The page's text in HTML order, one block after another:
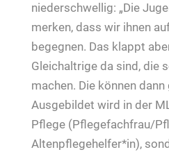
niederschwellig: „Die
merken, dass wir ihnen
begegnen. Das klappt
Gleichaltrige da sind, die
machen. Die können dann
Ausgebildet wird in der
Pflege (Pflegefachfrau/
Altenpflegehelfer*in),